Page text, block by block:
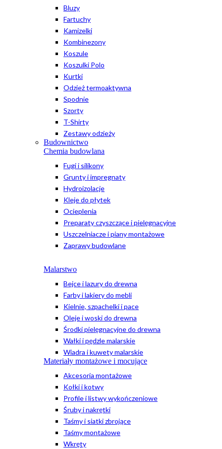
Bluzy
Fartuchy
Kamizelki
Kombinezony
Koszule
Koszulki Polo
Kurtki
Odzież termoaktywna
Spodnie
Szorty
T-Shirty
Zestawy odzieży
Budownictwo
Chemia budowlana
Fugi i silikony
Grunty i impregnaty
Hydroizolacje
Kleje do płytek
Ocieplenia
Preparaty czyszczące i pielęgnacyjne
Uszczelniacze i piany montażowe
Zaprawy budowlane
Malarstwo
Bejce i lazury do drewna
Farby i lakiery do mebli
Kielnie, szpachelki i pace
Oleje i woski do drewna
Środki pielęgnacyjne do drewna
Wałki i pędzle malarskie
Wiadra i kuwety malarskie
Materiały montażowe i mocujące
Akcesoria montażowe
Kołki i kotwy
Profile i listwy wykończeniowe
Śruby i nakrętki
Taśmy i siatki zbrojące
Taśmy montażowe
Wkręty